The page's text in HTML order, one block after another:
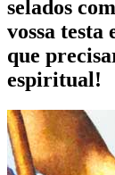
selados
vossa testa
que
espiritual!